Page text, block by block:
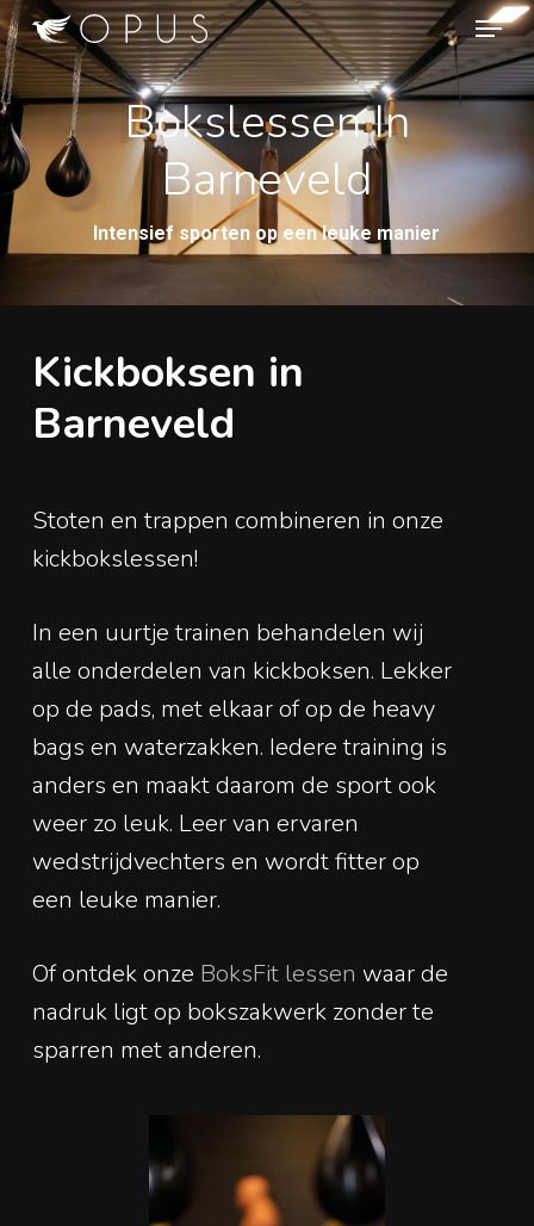
Skip
to
main
content
Menu
Bokslessen In
Barneveld
Intensief sporten op een leuke manier
Kickboksen in
Barneveld
Stoten en trappen combineren in onze
kickbokslessen!
In een uurtje trainen behandelen wij
alle onderdelen van kickboksen. Lekker
op de pads, met elkaar of op de heavy
bags en waterzakken. Iedere training is
anders en maakt daarom de sport ook
weer zo leuk. Leer van ervaren
wedstrijdvechters en wordt fitter op
een leuke manier.
Of ontdek onze BoksFit lessen waar de
nadruk ligt op bokszakwerk zonder te
sparren met anderen.
Close